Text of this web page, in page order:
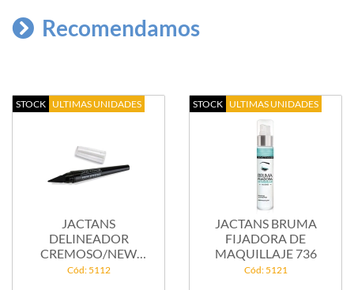
Recomendamos
STOCK ULTIMAS UNIDADES
JACTANS
DELINEADOR
CREMOSO/NEW
KOHOL 280-001
Cód: 5112
STOCK ULTIMAS UNIDADES
JACTANS BRUMA
FIJADORA DE
MAQUILLAJE 736
Cód: 5121